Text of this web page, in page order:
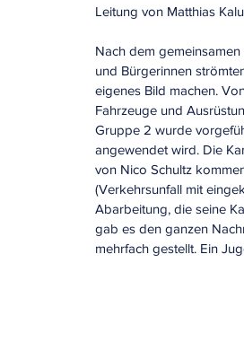
Leitung von Matthias
Nach dem
und Bürgerinnen
eigenes Bild machen.
Fahrzeuge und
Gruppe 2 wurde
angewendet wird. Die
von Nico Schultz
(Verkehrsunfall mit
Abarbeitung, die seine
gab es den ganzen
mehrfach gestellt. Ein